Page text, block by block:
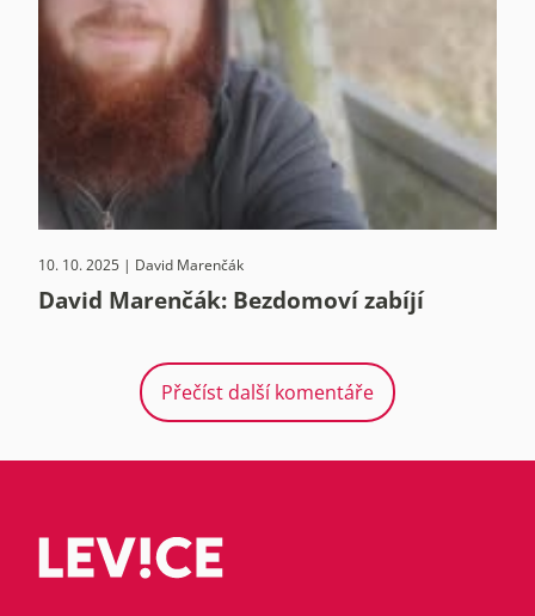
10. 10. 2025 | David Marenčák
David Marenčák: Bezdomoví zabíjí
Přečíst další komentáře